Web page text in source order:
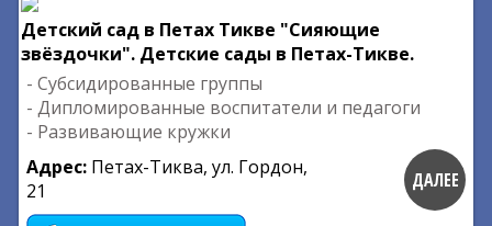
Детский сад в Петах Тикве "Сияющие
звёздочки". Детские сады в Петах-Тикве.
- Субсидированные группы
- Дипломированные воспитатели и педагоги
- Развивающие кружки
Адрес: Петах-Тиква, ул. Гордон,
21
ДАЛЕЕ